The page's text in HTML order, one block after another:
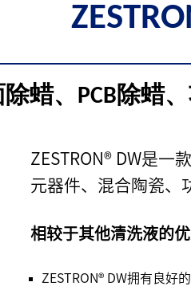
蜡、PCB除蜡
ZESTRON® DW是一
元器件、混合陶瓷、
相较于其他清洗液的优
ZESTRON® DW拥有良好